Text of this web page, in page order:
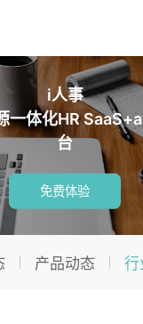
i人事
一体化HR
台
免费体验
产品动态 行